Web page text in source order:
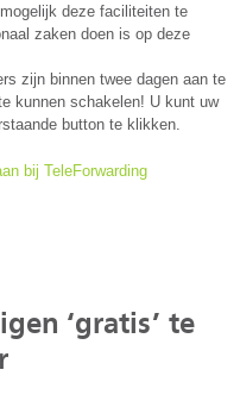
deze faciliteiten te
zaken doen is op deze
zijn binnen twee dagen aan te
kunnen schakelen! U kunt uw
button te klikken.
bij TeleForwarding
‘gratis’ te